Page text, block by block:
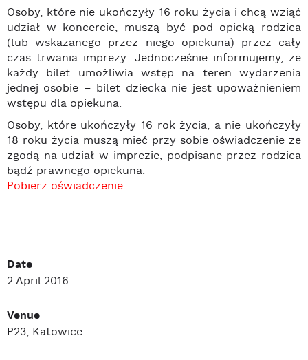
Osoby, które nie ukończyły 16 roku życia i chcą wziąć
udział w koncercie, muszą być pod opieką rodzica
(lub wskazanego przez niego opiekuna) przez cały
czas trwania imprezy. Jednocześnie informujemy, że
każdy bilet umożliwia wstęp na teren wydarzenia
jednej osobie – bilet dziecka nie jest upoważnieniem
wstępu dla opiekuna.
Osoby, które ukończyły 16 rok życia, a nie ukończyły
18 roku życia muszą mieć przy sobie oświadczenie ze
zgodą na udział w imprezie, podpisane przez rodzica
bądź prawnego opiekuna.
Pobierz oświadczenie.
Date
2 April 2016
Venue
P23, Katowice